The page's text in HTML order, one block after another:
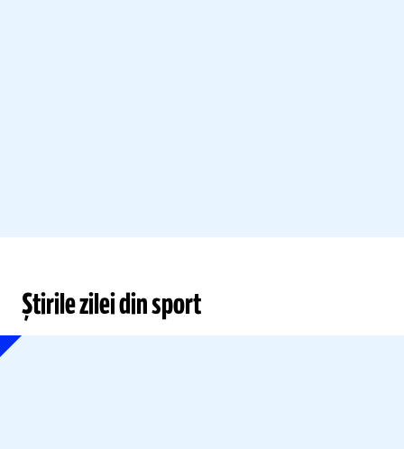
Știrile zilei din sport